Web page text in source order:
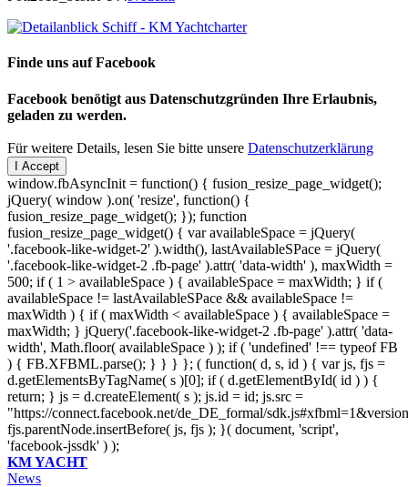
Finde uns auf Facebook
Facebook benötigt aus Datenschutzgründen Ihre Erlaubnis,
geladen zu werden.
Für weitere Details, lesen Sie bitte unsere Datenschutzerklärung
I Accept
window.fbAsyncInit = function() { fusion_resize_page_widget();
jQuery( window ).on( 'resize', function() {
fusion_resize_page_widget(); }); function
fusion_resize_page_widget() { var availableSpace = jQuery(
'.facebook-like-widget-2' ).width(), lastAvailableSPace = jQuery(
'.facebook-like-widget-2 .fb-page' ).attr( 'data-width' ), maxWidth =
500; if ( 1 > availableSpace ) { availableSpace = maxWidth; } if (
availableSpace != lastAvailableSPace && availableSpace !=
maxWidth ) { if ( maxWidth < availableSpace ) { availableSpace =
maxWidth; } jQuery('.facebook-like-widget-2 .fb-page' ).attr( 'data-
width', Math.floor( availableSpace ) ); if ( 'undefined' !== typeof FB
) { FB.XFBML.parse(); } } } }; ( function( d, s, id ) { var js, fjs =
d.getElementsByTagName( s )[0]; if ( d.getElementById( id ) ) {
return; } js = d.createElement( s ); js.id = id; js.src =
"https://connect.facebook.net/de_DE_formal/
fjs.parentNode.insertBefore( js, fjs ); }( document, 'script',
'facebook-jssdk' ) );
KM YACHT
News